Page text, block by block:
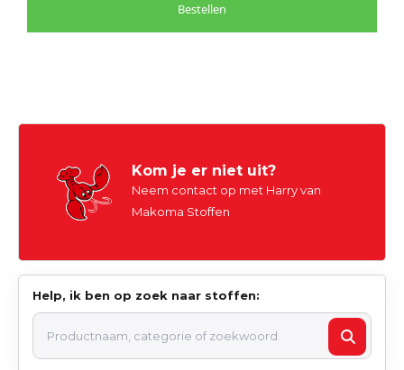
Bestellen
Kom je er niet uit?
Neem contact op met Harry van
Makoma Stoffen
Help, ik ben op zoek naar stoffen: